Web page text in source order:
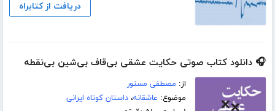
دریافت از کتابراه
🎧 دانلود کتاب صوتی حکایت عشقی بی‌قاف بی‌شین بی‌نقطه
از: مصطفی مستور
موضوع: عاشقانه،داستان کوتاه ایرانی